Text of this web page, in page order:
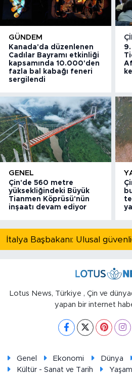
GÜNDEM
Kanada'da düzenlenen
Cadılar Bayramı etkinliği
kapsamında 10.000'den
fazla bal kabağı feneri
sergilendi
GENEL
Çin'de 560 metre
yüksekliğindeki Büyük
Tianmen Köprüsü'nün
inşaatı devam ediyor
Lotus News, Türkiye , Çin ve
yapan bir internet
Genel Ekonomi Dünya
Kültür - Sanat ve Tarih
Yaşam